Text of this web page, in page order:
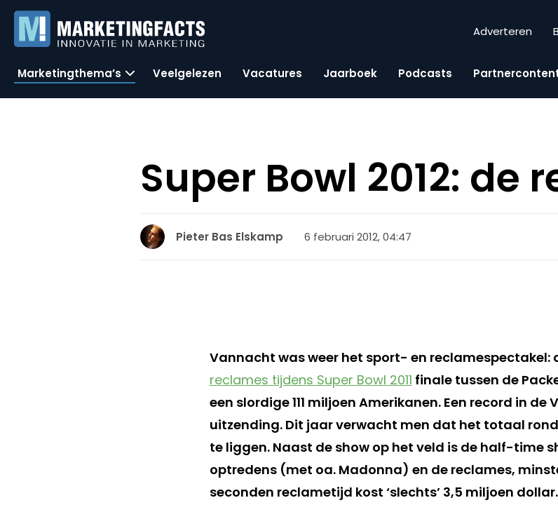
Adverteren
Marketingthema’s Veelgelezen Vacatures Jaarboek Podcasts
Super Bowl 2012: de
Pieter Bas Elskamp 6 februari 2012, 04:47
Vannacht was weer het sport- en reclamespectakel:
reclames tijdens Super Bowl 2011 finale tussen de
een slordige 111 miljoen Amerikanen. Een record in de
uitzending. Dit jaar verwacht men dat het totaal rond
te liggen. Naast de show op het veld is de half-time
optredens (met oa. Madonna) en de reclames,
seconden reclametijd kost ‘slechts’ 3,5 miljoen